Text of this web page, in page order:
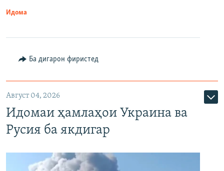
Идома
Ба дигарон фиристед
Август 04, 2026
Идомаи ҳамлаҳои Украина ва
Русия ба якдигар